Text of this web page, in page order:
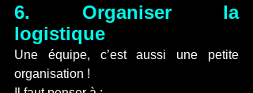
6. Organiser la
logistique
Une équipe, c’est aussi une petite
organisation !